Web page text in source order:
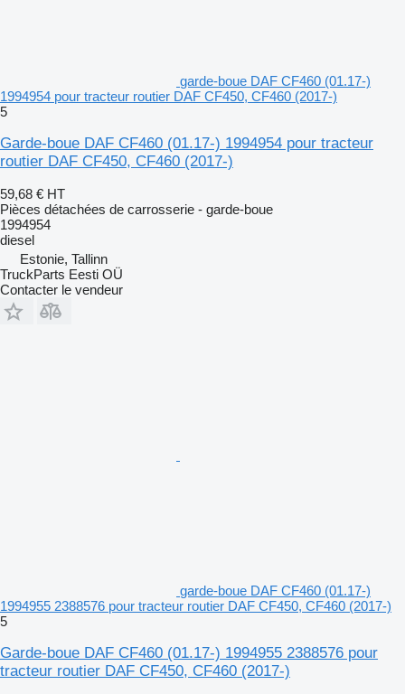
garde-boue DAF CF460 (01.17-)
1994954 pour tracteur routier DAF CF450, CF460 (2017-)
5
Garde-boue DAF CF460 (01.17-) 1994954 pour tracteur
routier DAF CF450, CF460 (2017-)
59,68 € HT
Pièces détachées de carrosserie - garde-boue
1994954
diesel
Estonie, Tallinn
TruckParts Eesti OÜ
Contacter le vendeur
garde-boue DAF CF460 (01.17-)
1994955 2388576 pour tracteur routier DAF CF450, CF460 (2017-)
5
Garde-boue DAF CF460 (01.17-) 1994955 2388576 pour
tracteur routier DAF CF450, CF460 (2017-)